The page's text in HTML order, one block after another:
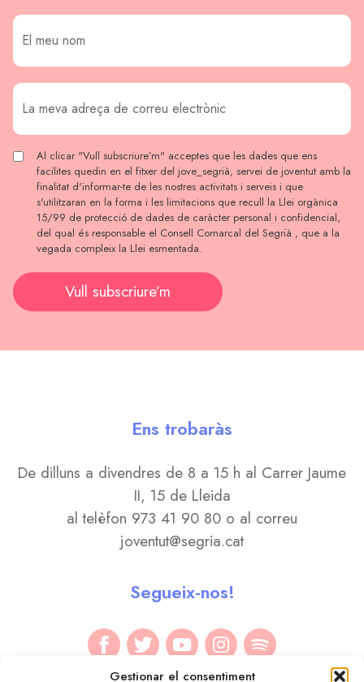
Gestionar el consentiment
Al clicar "Vull subscriure’m" acceptes que les dades que ens
facilites quedin en el fitxer del jove_segrià, servei de joventut amb la
finalitat d'informar-te de les nostres activitats i serveis i que
s'utilitzaran en la forma i les limitacions que recull la Llei orgànica
15/99 de protecció de dades de caràcter personal i confidencial,
del qual és responsable el Consell Comarcal del Segrià , que a la
vegada compleix la Llei esmentada.
Vull subscriure’m
Ens trobaràs
De dilluns a divendres de 8 a 15 h al Carrer Jaume
II, 15 de Lleida
al telèfon 973 41 90 80 o al correu
joventut@segria.cat
Segueix-nos!